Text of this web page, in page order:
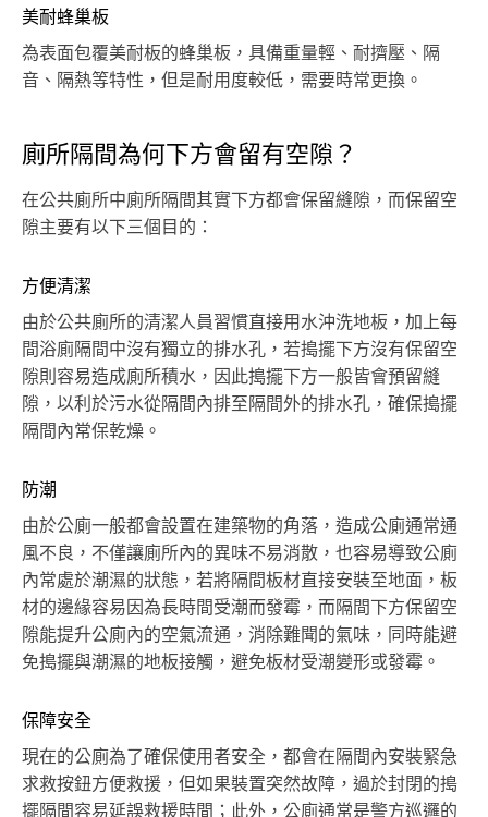
美耐蜂巢板
為表面包覆美耐板的蜂巢板，具備重量輕、耐擠壓、隔
音、隔熱等特性，但是耐用度較低，需要時常更換。
廁所隔間為何下方會留有空隙？
在公共廁所中廁所隔間其實下方都會保留縫隙，而保留空
隙主要有以下三個目的：
方便清潔
由於公共廁所的清潔人員習慣直接用水沖洗地板，加上每
間浴廁隔間中沒有獨立的排水孔，若搗擺下方沒有保留空
隙則容易造成廁所積水，因此搗擺下方一般皆會預留縫
隙，以利於污水從隔間內排至隔間外的排水孔，確保搗擺
隔間內常保乾燥。
防潮
由於公廁一般都會設置在建築物的角落，造成公廁通常通
風不良，不僅讓廁所內的異味不易消散，也容易導致公廁
內常處於潮濕的狀態，若將隔間板材直接安裝至地面，板
材的邊緣容易因為長時間受潮而發霉，而隔間下方保留空
隙能提升公廁內的空氣流通，消除難聞的氣味，同時能避
免搗擺與潮濕的地板接觸，避免板材受潮變形或發霉。
保障安全
現在的公廁為了確保使用者安全，都會在隔間內安裝緊急
求救按鈕方便救援，但如果裝置突然故障，過於封閉的搗
擺隔間容易延誤救援時間；此外，公廁通常是警方巡邏的